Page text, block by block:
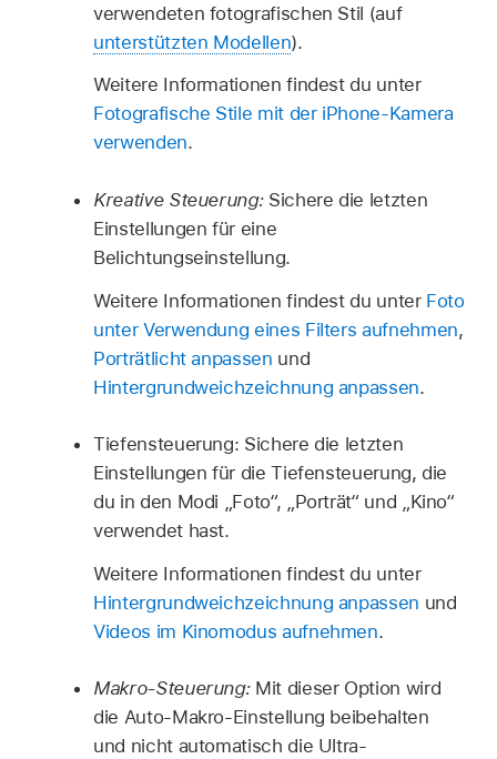
verwendeten fotografischen Stil (auf
unterstützten Modellen).
Weitere Informationen findest du unter
Fotografische Stile mit der iPhone-Kamera
verwenden.
Kreative Steuerung:Sichere die letzten
Einstellungen für eine
Belichtungseinstellung.
Weitere Informationen findest du unter Foto
unter Verwendung eines Filters aufnehmen,
Porträtlicht anpassen und
Hintergrundweichzeichnung anpassen.
Tiefensteuerung: Sichere die letzten
Einstellungen für die Tiefensteuerung, die
du in den Modi „Foto“, „Porträt“ und „Kino“
verwendet hast.
Weitere Informationen findest du unter
Hintergrundweichzeichnung anpassen und
Videos im Kinomodus aufnehmen.
Makro-Steuerung:Mit dieser Option wird
die Auto-Makro-Einstellung beibehalten
und nicht automatisch die Ultra-